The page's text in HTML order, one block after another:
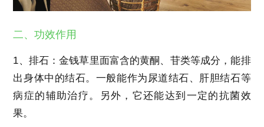
二、功效作用
1、排石：金钱草里面富含的黄酮、苷类等成分，能排
出身体中的结石。一般能作为尿道结石、肝胆结石等
病症的辅助治疗。另外，它还能达到一定的抗菌效
果。